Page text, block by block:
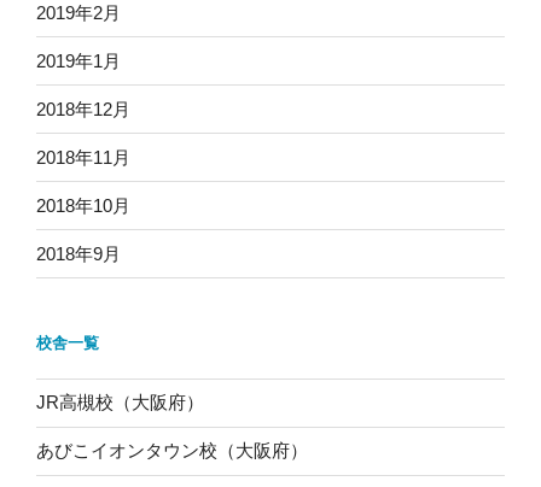
2019年2月
2019年1月
2018年12月
2018年11月
2018年10月
2018年9月
校舎一覧
JR高槻校（大阪府）
あびこイオンタウン校（大阪府）